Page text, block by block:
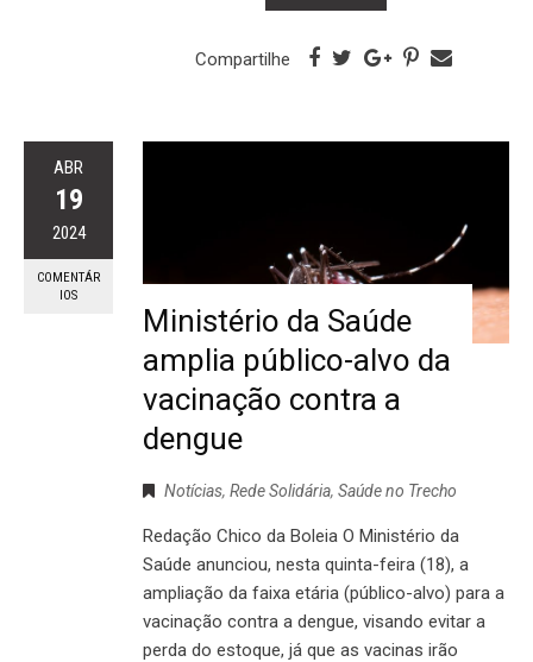
Compartilhe
ABR
19
2024
COMENTÁR
IOS
Ministério da Saúde
amplia público-alvo da
vacinação contra a
dengue
Notícias, Rede Solidária, Saúde no Trecho
Redação Chico da Boleia O Ministério da
Saúde anunciou, nesta quinta-feira (18), a
ampliação da faixa etária (público-alvo) para a
vacinação contra a dengue, visando evitar a
perda do estoque, já que as vacinas irão